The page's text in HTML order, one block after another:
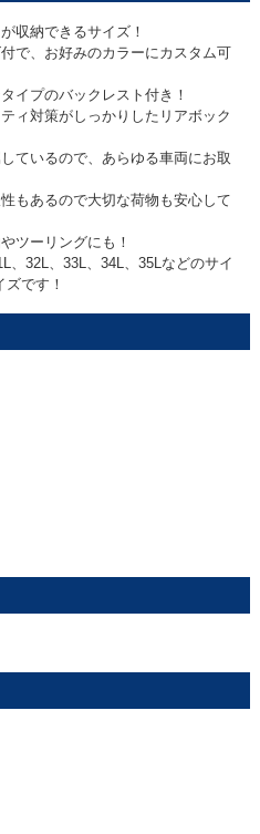
収納できるサイズ！
で、お好みのカラーにカスタム可
イプのバックレスト付き！
ィ対策がしっかりしたリアボック
ているので、あらゆる車両にお取
もあるので大切な荷物も安心して
ツーリングにも！
、32L、33L、34L、35Lなどのサイ
です！